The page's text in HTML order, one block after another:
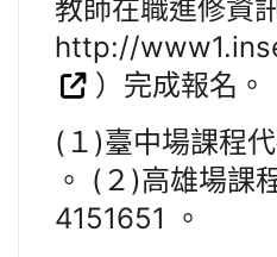
教師在職進修資
http://
）完成報名。
(１)臺中場課程
。 (２)高雄場課
4151651 。